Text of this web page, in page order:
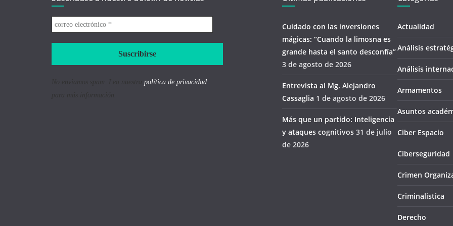
electrónico
política de privacidad
Cuidado con las inversiones
mágicas: “Cuando la limosna es
grande hasta el santo desconfía’’
3 de agosto de 2026
Entrevista al Mg. Alejandro
Cassaglia 1 de agosto de 2026
Más que un partido: Inteligencia
y ataques cognitivos 31 de julio
de 2026
Actualidad
Análisis
Análisis
Armamentos
Asuntos
Ciber Espacio
Ciberseguridad
Crimen
Criminalistica
Derecho